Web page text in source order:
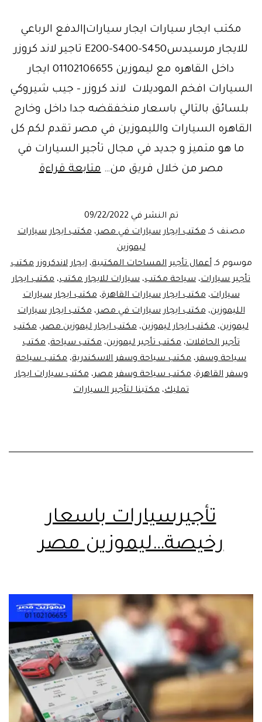
مكتب ايجار سيارات ايجار سيارات|الدفع الرباعي
للايجار مرسيدسE200-S400-S450‏ تاجير لاند كروزر
داخل القاهره مع ليموزين 01102106655 ايجار
السيارات افخم الموديلات لاند كروزر – جيب شيروكي
بلسائق بالتالي باسعار منخفقضه جدا داخل وخارج
القاهره السيارات والليموزين في مصر تقدم لكم كل
ما هو متميز و جديد في مجال تأجير السيارات في
مصر من خلال فريق من…متابعة قراءةمكتب
دفع
في
القاهرة
تم النشر في 09/22/2022
مصنف كـمكتب ايجار سيارات في مصر،مكتب ايجار سيارات
ليموزين
موسوم كـأعمال تأجير المساحات المكتبية،ايجار لاندكروزر مكتب
تأجير سيارات، سياحة مكتب، سيارات للايجار مكتب، مكتب ايجار
سيارات،مكتب ايجار سيارات القاهرة،مكتب ايجار سيارات
الليموزين،مكتب ايجار سيارات في مصر،مكتب ايجار سيارات
ليموزين، مكتب ايجار ليموزين، مكتب ايجار ليموزين مصر، مكتب
تأجير الحافلات، مكتب تأجير ليموزين، مكتب سياحة، مكتب
سياحة وسفر، مكتب سياحة وسفر الاسكندرية، مكتب سياحة
وسفر القاهرة،مكتب سياحة وسفر مصر،مكتب سيارات ايجار
تمليك، مكتبنا لتأجير السيارات
تأجيرسيارات باسعار
رخيصة…ليموزين مصر